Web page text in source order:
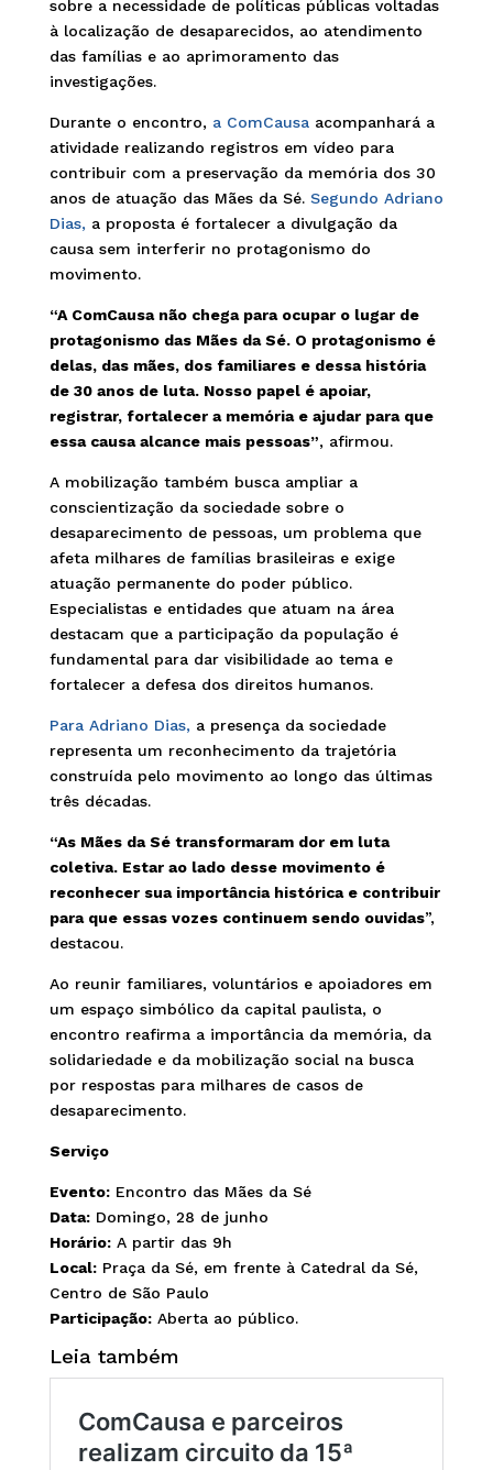
sobre a necessidade de políticas públicas voltadas
à localização de desaparecidos, ao atendimento
das famílias e ao aprimoramento das
investigações.
Durante o encontro, a ComCausaacompanhará a
atividade realizando registros em vídeo para
contribuir com a preservação da memória dos 30
anos de atuação das Mães da Sé. Segundo Adriano
Dias, a proposta é fortalecer a divulgação da
causa sem interferir no protagonismo do
movimento.
“A ComCausa não chega para ocupar o lugar de
protagonismo das Mães da Sé. O protagonismo é
delas, das mães, dos familiares e dessa história
de 30 anos de luta. Nosso papel é apoiar,
registrar, fortalecer a memória e ajudar para que
essa causa alcance mais pessoas”, afirmou.
A mobilização também busca ampliar a
conscientização da sociedade sobre o
desaparecimento de pessoas, um problema que
afeta milhares de famílias brasileiras e exige
atuação permanente do poder público.
Especialistas e entidades que atuam na área
destacam que a participação da população é
fundamental para dar visibilidade ao tema e
fortalecer a defesa dos direitos humanos.
Para Adriano Dias, a presença da sociedade
representa um reconhecimento da trajetória
construída pelo movimento ao longo das últimas
três décadas.
“As Mães da Sé transformaram dor em luta
coletiva. Estar ao lado desse movimento é
reconhecer sua importância histórica e contribuir
para que essas vozes continuem sendo ouvidas”,
destacou.
Ao reunir familiares, voluntários e apoiadores em
um espaço simbólico da capital paulista, o
encontro reafirma a importância da memória, da
solidariedade e da mobilização social na busca
por respostas para milhares de casos de
desaparecimento.
Serviço
Evento:Encontro das Mães da Sé
Data:Domingo, 28 de junho
Horário:A partir das 9h
Local:Praça da Sé, em frente à Catedral da Sé,
Centro de São Paulo
Participação:Aberta ao público.
Leia também